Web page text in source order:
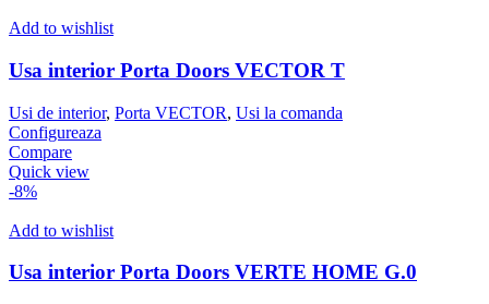
Add to wishlist
Usa interior Porta Doors VECTOR T
Usi de interior, Porta VECTOR, Usi la comanda
Configureaza
Compare
Quick view
-8%
Add to wishlist
Usa interior Porta Doors VERTE HOME G.0